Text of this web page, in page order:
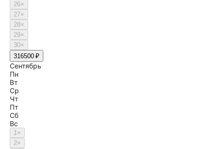
26×
27×
28×
29×
30×
316500 ₽
Сентябрь
Пн
Вт
Ср
Чт
Пт
Сб
Вс
1×
2×